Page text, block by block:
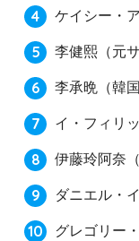
ケイシー・
李健熙（元
李承晩（韓
イ・フィリ
伊藤玲阿奈
ダニエル・
グレゴリー